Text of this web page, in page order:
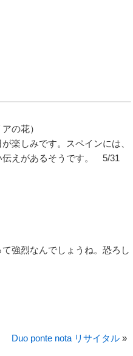
の花）
楽しみです。スペインには、
伝えがあるそうです。 5/31
強烈なんでしょうね。恐ろし
Duo ponte nota リサイタル»